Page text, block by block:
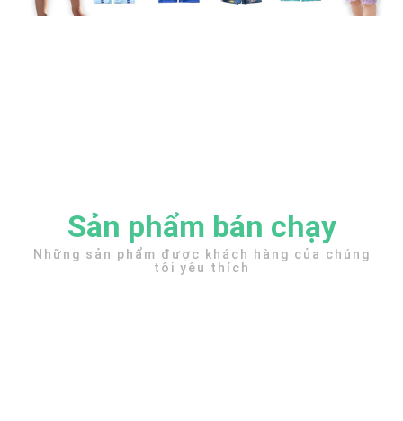
Sản phẩm bán chạy
Những sản phẩm được khách hàng của chúng
tôi yêu thích